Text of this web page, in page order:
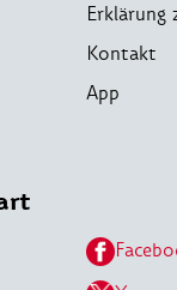
Erklärung
Kontakt
App